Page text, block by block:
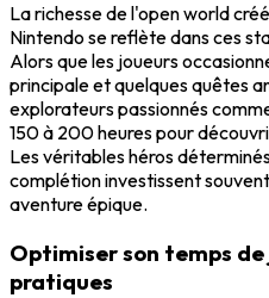
La richesse de l'open world
Nintendo se reflète dans ces
Alors que les joueurs
principale et quelques quêtes
explorateurs passionnés
150 à 200 heures pour
Les véritables héros
complétion investissent
aventure épique.
Optimiser son temps
pratiques